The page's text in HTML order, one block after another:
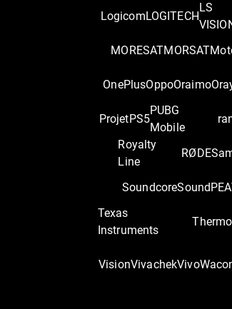
LogicomLOGITECH
LS
MORESATMORSAT
OnePlusOppoOraimo
ProjetPS5
PUBG
Mobile
Royalty
Line
RØDE
Soundcore
Texas
Instruments
VisionVivachekVivo